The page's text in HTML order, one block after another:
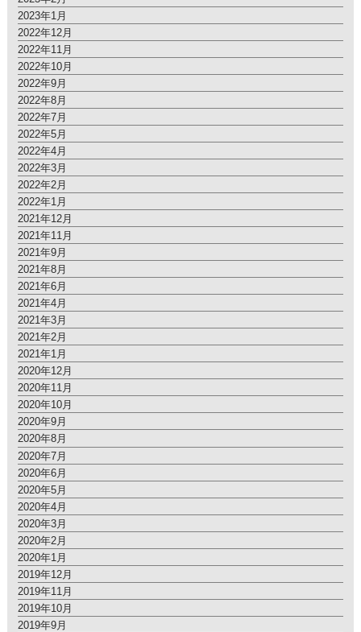
2023年1月
2022年12月
2022年11月
2022年10月
2022年9月
2022年8月
2022年7月
2022年5月
2022年4月
2022年3月
2022年2月
2022年1月
2021年12月
2021年11月
2021年9月
2021年8月
2021年6月
2021年4月
2021年3月
2021年2月
2021年1月
2020年12月
2020年11月
2020年10月
2020年9月
2020年8月
2020年7月
2020年6月
2020年5月
2020年4月
2020年3月
2020年2月
2020年1月
2019年12月
2019年11月
2019年10月
2019年9月